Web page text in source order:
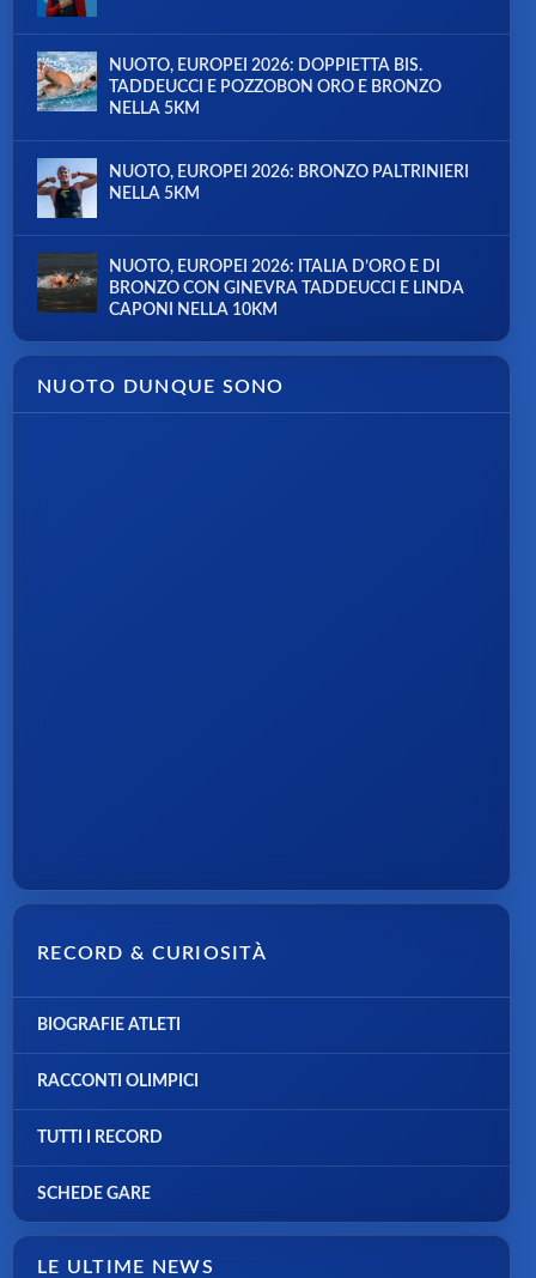
NUOTO, EUROPEI 2026: DOPPIETTA BIS.
TADDEUCCI E POZZOBON ORO E BRONZO
NELLA 5KM
NUOTO, EUROPEI 2026: BRONZO PALTRINIERI
NELLA 5KM
NUOTO, EUROPEI 2026: ITALIA D’ORO E DI
BRONZO CON GINEVRA TADDEUCCI E LINDA
CAPONI NELLA 10KM
NUOTO DUNQUE SONO
RECORD & CURIOSITÀ
BIOGRAFIE ATLETI
RACCONTI OLIMPICI
TUTTI I RECORD
SCHEDE GARE
LE ULTIME NEWS